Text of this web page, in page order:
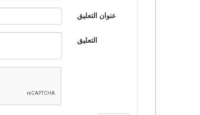
عنوان التعليق
التعليق